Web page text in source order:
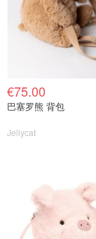
€75.00
巴塞罗熊 背包
Jellycat